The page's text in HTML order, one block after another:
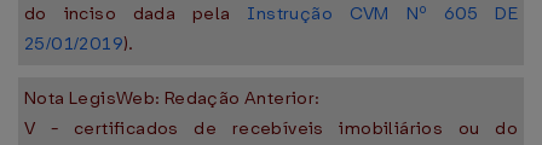
do inciso dada pela Instrução CVM Nº 605 DE
25/01/2019).
Nota LegisWeb: Redação Anterior:
V - certificados de recebíveis imobiliários ou do